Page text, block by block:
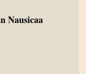
Nausicaa